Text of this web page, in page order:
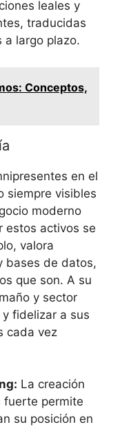
leales y
traducidas
⁢a largo plazo.
Conceptos,
⁣en el
siempre visibles
moderno
estos activos se
valora
⁤bases de datos,
que son. A su
y ⁢sector
fidelizar a⁤ sus
cada vez
La creación
fuerte ​permite
su posición en